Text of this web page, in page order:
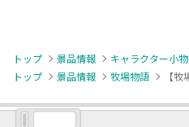
トップ 景品情報 キャラクター小物
トップ
景品情報 牧場物語